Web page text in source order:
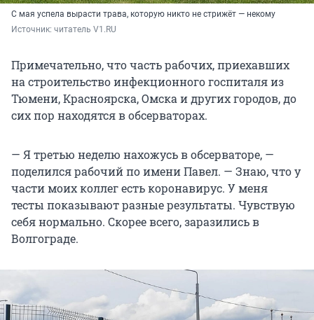
С мая успела вырасти трава, которую никто не стрижёт — некому
Источник: читатель V1.RU
Примечательно, что часть рабочих, приехавших
на строительство инфекционного госпиталя из
Тюмени, Красноярска, Омска и других городов, до
сих пор находятся в обсерваторах.
— Я третью неделю нахожусь в обсерваторе, —
поделился рабочий по имени Павел. — Знаю, что у
части моих коллег есть коронавирус. У меня
тесты показывают разные результаты. Чувствую
себя нормально. Скорее всего, заразились в
Волгограде.